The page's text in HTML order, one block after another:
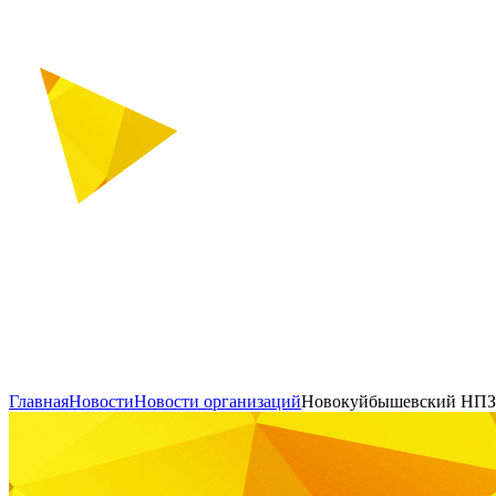
ГлавнаяНовостиНовости организацийНовокуйбышевский НПЗ: